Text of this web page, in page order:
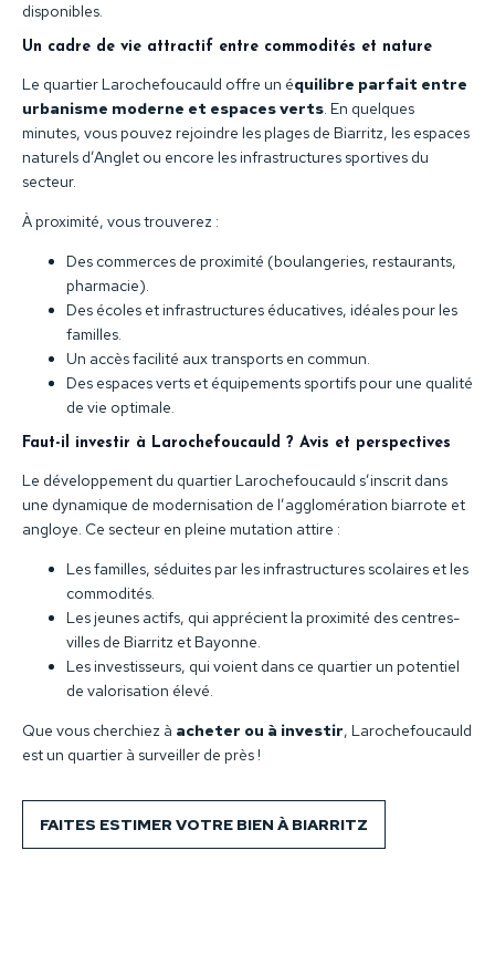
disponibles.
Un cadre de vie attractif entre commodités et nature
Le quartier Larochefoucauld offre un équilibre parfait entre
urbanisme moderne et espaces verts. En quelques
minutes, vous pouvez rejoindre les plages de Biarritz, les espaces
naturels d’Anglet ou encore les infrastructures sportives du
secteur.
À proximité, vous trouverez :
Des commerces de proximité (boulangeries, restaurants,
pharmacie).
Des écoles et infrastructures éducatives, idéales pour les
familles.
Un accès facilité aux transports en commun.
Des espaces verts et équipements sportifs pour une qualité
de vie optimale.
Faut-il investir à Larochefoucauld ? Avis et perspectives
Le développement du quartier Larochefoucauld s’inscrit dans
une dynamique de modernisation de l’agglomération biarrote et
angloye. Ce secteur en pleine mutation attire :
Les familles, séduites par les infrastructures scolaires et les
commodités.
Les jeunes actifs, qui apprécient la proximité des centres-
villes de Biarritz et Bayonne.
Les investisseurs, qui voient dans ce quartier un potentiel
de valorisation élevé.
Que vous cherchiez à acheter ou à investir, Larochefoucauld
est un quartier à surveiller de près !
FAITES ESTIMER VOTRE BIEN À BIARRITZ